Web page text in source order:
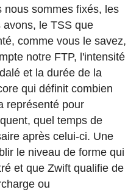
nous sommes fixés, les
le TSS que
comme vous le savez,
notre FTP, l'intensité
et la durée de la
qui définit combien
représenté pour
quel temps de
après celui-ci. Une
le niveau de forme qui
et que Zwift qualifie de
ou